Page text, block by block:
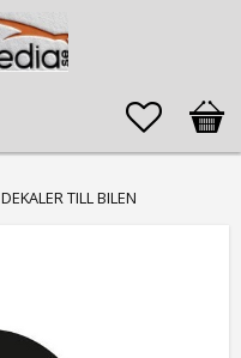
Favoriter
DEKALER TILL BILEN